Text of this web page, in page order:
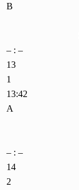
B
– : –
13
1
13:42
A
– : –
14
2